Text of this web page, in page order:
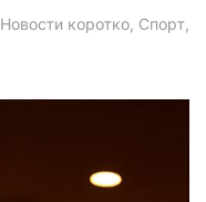
Новости коротко, Спорт,